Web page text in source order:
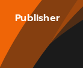
Publisher